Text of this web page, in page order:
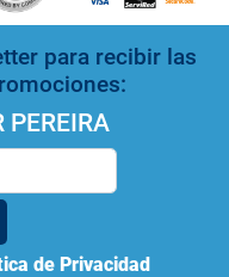
para recibir las
PEREIRA
de Privacidad